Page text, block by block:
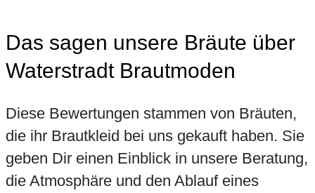
Das sagen unsere Bräute über
Waterstradt Brautmoden
Diese Bewertungen stammen von Bräuten,
die ihr Brautkleid bei uns gekauft haben. Sie
geben Dir einen Einblick in unsere Beratung,
die Atmosphäre und den Ablauf eines